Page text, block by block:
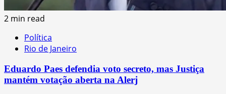
2 min read
Política
Rio de Janeiro
Eduardo Paes defendia voto secreto, mas Justiça
mantém votação aberta na Alerj